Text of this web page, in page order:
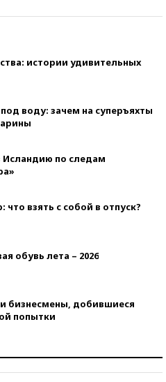
истории удивительных
воду: зачем на суперъяхты
Исландию по следам
взять с собой в отпуск?
обувь лета – 2026
бизнесмены, добившиеся
попытки